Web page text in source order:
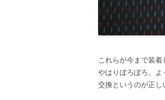
これらが今まで装
やはりぼろぼろ。よ
交換というのが正し